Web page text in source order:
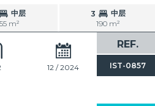
中层
m²
3
中层
190 m²
REF.
IST-0857
12 / 2024